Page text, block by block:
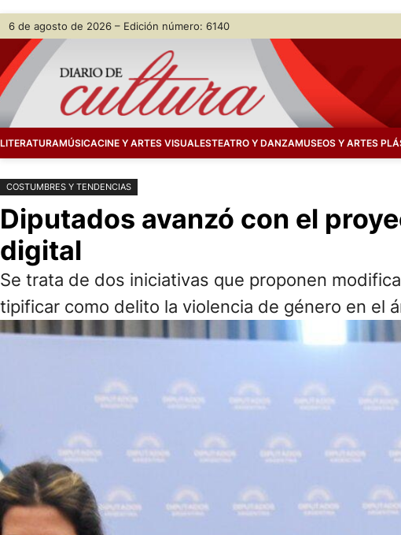
Saltar
contenido
Skip
content
6 de agosto de 2026 – Edición número: 6140
LITERATURAMÚSICACINE Y ARTES VISUALESTEATRO Y DANZAMUSEOS Y ARTES
COSTUMBRES Y TENDENCIAS
Diputados avanzó con el
digital
Se trata de dos iniciativas que proponen
tipificar como delito la violencia de género en el